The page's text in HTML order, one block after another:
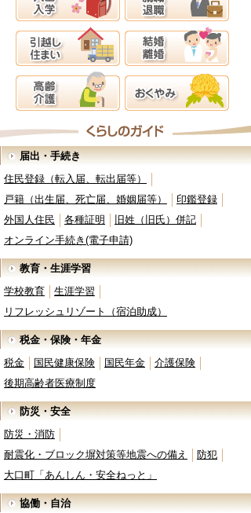
届出・手続き
住民登録（転入届、転出届等）
戸籍（出生届、死亡届、婚姻届等）
印鑑登録
外国人住民
各種証明
旧姓（旧氏）併記
オンライン手続き(電子申請)
教育・生涯学習
学校教育
生涯学習
リフレッシュリゾート（宿泊助成）
税金・保険・年金
税金
国民健康保険 国民年金
介護保険
後期高齢者医療制度
防災・安全
防災・消防
耐震化・ブロック塀対策等地震への備え
防犯
大口町「あんしん・安全ねっと」
協働・自治